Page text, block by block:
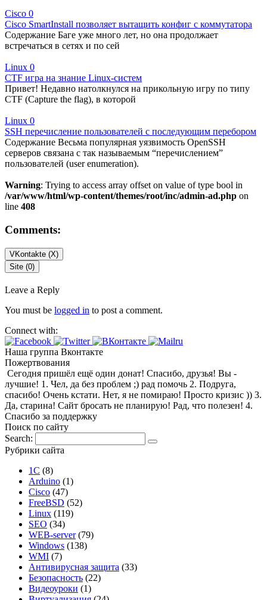
Cisco 0
Cisco SmartInstall позволяет вытащить конфиг с коммутатора
Содержание Баге уже много лет, но она продолжает
встречаться в сетях и по сей
Linux 0
CTF игра на знание Linux-систем
Привет! Недавно натолкнулся на прикольную игру по типу
CTF (Capture the flag), в которой
Linux 0
SSH перечисление пользователей с последующим перебором
Содержание Весьма популярная уязвимость OpenSSH
серверов связана с так называемым “перечислением”
пользователей (user enumeration).
Warning: Trying to access array offset on value of type bool in
/var/www/html/wp-content/themes/root/inc/admin-ad.php on
line 408
Comments:
VKontakte (X)
Site (0)
Leave a Reply
You must be logged in to post a comment.
Connect with:
Наша группа Вконтакте
Пожертвования
Сегодня пришёл ещё один донат! Спасибо, друзья! Вы -
лучшие! 1. Чел, да без проблем ;) рад помочь 2. Подруга,
спасибо! Очень кстати. Нет, я не помираю! Просто кризис )) 3.
Да, старина! Сайт бросать не планирую! Рад, что полезен! 4.
Спасибо за поддержку
Поиск по сайту
Search:
Рубрики сайта
1С (8)
Arduino (1)
Cisco (47)
FreeBSD (52)
Linux (119)
SEO (34)
WEB-server(79)
Windows (138)
WMI (7)
Антивирусная защита (33)
Безопасность (22)
Видеоуроки (1)